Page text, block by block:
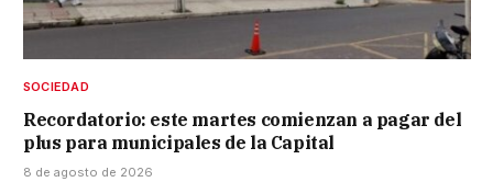
SOCIEDAD
Recordatorio: este martes comienzan a pagar del
plus para municipales de la Capital
8 de agosto de 2026